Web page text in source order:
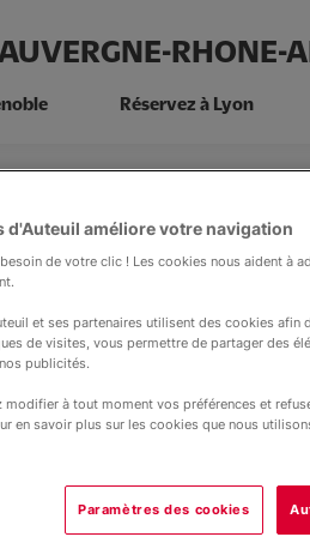
RHONE-
Réservez à Lyon
Salle à
d’été : les
d'Auteuil améliore votre navigation
de votre clic ! Les cookies nous aident à
et ses partenaires utilisent des cookies
de visites, vous permettre de partager des
publicités.
modifier à tout moment vos préférences et
en savoir plus sur les cookies que nous
Paramètres des cookies